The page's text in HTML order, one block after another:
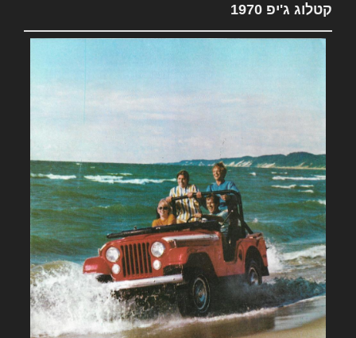
קטלוג ג'יפ 1970